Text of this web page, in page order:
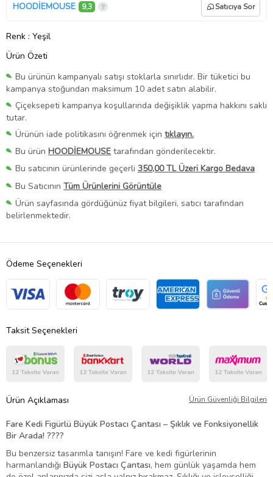
HOODİEMOUSE 9,3 Satıcıya Sor
Renk : Yeşil
Ürün Özeti
Bu ürünün kampanyalı satışı stoklarla sınırlıdır. Bir tüketici bu
kampanya stoğundan maksimum 10 adet satın alabilir.
Çiçeksepeti kampanya koşullarında değişiklik yapma hakkını saklı
tutar.
Ürünün iade politikasını öğrenmek için tıklayın.
Bu ürün HOODİEMOUSE tarafından gönderilecektir.
Bu satıcının ürünlerinde geçerli 350,00 TL Üzeri Kargo Bedava
Bu Satıcının Tüm Ürünlerini Görüntüle
Ürün sayfasında gördüğünüz fiyat bilgileri, satıcı tarafından
belirlenmektedir.
Ödeme Seçenekleri
Taksit Seçenekleri
Ürün Açıklaması Ürün Güvenliği Bilgileri
Fare Kedi Figürlü Büyük Postacı Çantası – Şıklık ve Fonksiyonellik
Bir Arada! ????
Bu benzersiz tasarımla tanışın! Fare ve kedi figürlerinin
harmanlandığı Büyük Postacı Çantası, hem günlük yaşamda hem